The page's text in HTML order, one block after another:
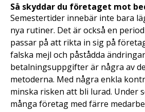
Så skyddar du företaget mot
Semestertider innebär inte bara
nya rutiner. Det är också en
passar på att rikta in sig på
falska mejl och påstådda
betalningsuppgifter är några av
metoderna. Med några enkla
minska risken att bli lurad. Under
många företag med färre